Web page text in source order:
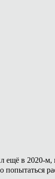
ещё в 2020-
попытаться